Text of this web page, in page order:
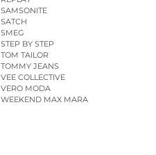
SAMSONITE
SATCH
SMEG
STEP BY STEP
TOM TAILOR
TOMMY JEANS
VEE COLLECTIVE
VERO MODA
WEEKEND MAX MARA